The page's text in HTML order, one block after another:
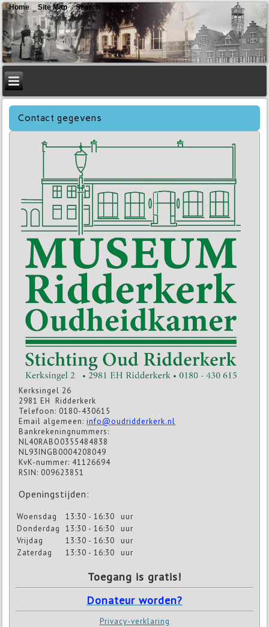
Contact gegevens
Kerksingel 26
2981 EH Ridderkerk
Telefoon: 0180-430615
Email algemeen:info@oudridderkerk.nl
Bankrekeningnummers:
NL40RABO0355484838
NL93INGB0004208049
KvK-nummer: 41126694
RSIN: 009623851
Openingstijden:
Woensdag 13:30 - 16:30
uur
Donderdag
13:30 - 16:30
uur
Vrijdag
13:30 - 16:30
uur
Zaterdag
13:30 - 16:30 uur
Toegang is gratis!
Donateur worden?
Privacy-verklaring
Home Site Map Search Sign In